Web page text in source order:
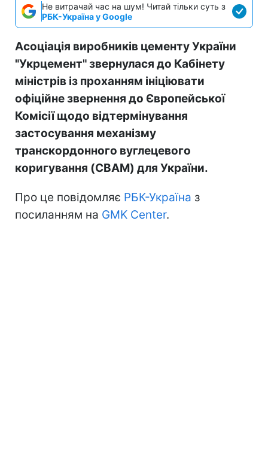
Не витрачай час на шум! Читай тільки суть з
РБК-Україна у Google
Асоціація виробників цементу України
"Укрцемент" звернулася до Кабінету
міністрів із проханням ініціювати
офіційне звернення до Європейської
Комісії щодо відтермінування
застосування механізму
транскордонного вуглецевого
коригування (CBAM) для України.
Про це повідомляє РБК-Україна з
посиланням на GMK Center.